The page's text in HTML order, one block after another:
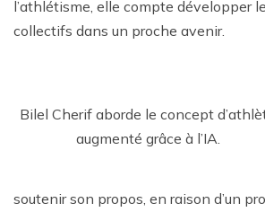
l’athlétisme, elle compte développer
collectifs dans un proche avenir.
Bilel Cherif aborde le concept
augmenté grâce à l’IA.
soutenir son propos, en raison d’un